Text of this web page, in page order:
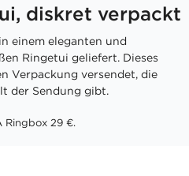
diskret verpackt
einem eleganten und
Ringetui geliefert. Dieses
Verpackung versendet, die
der Sendung gibt.
Ringbox 29 €.